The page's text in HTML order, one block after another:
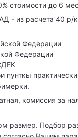
стоимости до 6
- из расчета 40
Федерации
пунткы
комиссия за
размер. Подбор